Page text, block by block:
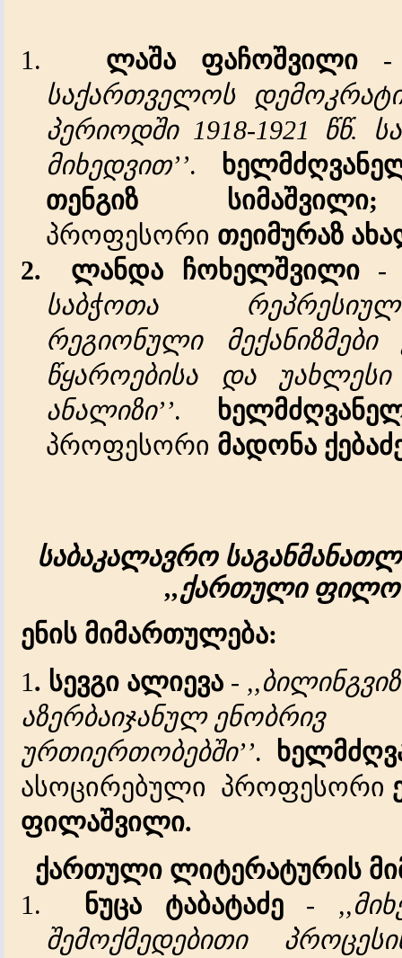
1. ლაშა ფაჩოშვილი
საქართველოს
პერიოდში1918-1921 წწ.
მიხედვით’’.
თენგიზ
სიმაშვილი;
პროფესორი თეიმურაზ
2.
ლანდა ჩოხელშვილი
საბჭოთა
რეგიონული
მექანიზმები
წყაროებისა
და
უახლესი
ანალიზი’’.
პროფესორი მადონა
საბაკალავრო
,,ქართული
ენის მიმართულება:
1. სევგი ალიევა -
აზერბაიჯანულ ენობრივ
ურთიერთობებში’’.
ასოცირებული პროფესორი
ფილაშვილი.
ქართული ლიტერატურის
1.
ნუცა ტაბატაძე-
შემოქმედებითი